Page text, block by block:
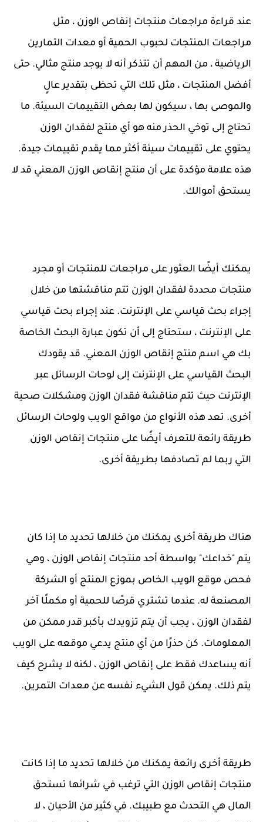
عند قراءة مراجعات منتجات إنقاص الوزن ، مثل
مراجعات المنتجات لحبوب الحمية أو معدات التمارين
الرياضية ، من المهم أن تتذكر أنه لا يوجد منتج مثالي. حتى
أفضل المنتجات ، مثل تلك التي تحظى بتقدير عالٍ
والموصى بها ، سيكون لها بعض التقييمات السيئة. ما
تحتاج إلى توخي الحذر منه هو أي منتج لفقدان الوزن
يحتوي على تقييمات سيئة أكثر مما يقدم تقييمات جيدة.
هذه علامة مؤكدة على أن منتج إنقاص الوزن المعني قد لا
يستحق أموالك.
يمكنك أيضًا العثور على مراجعات للمنتجات أو مجرد
منتجات محددة لفقدان الوزن تتم مناقشتها من خلال
إجراء بحث قياسي على الإنترنت. عند إجراء بحث قياسي
على الإنترنت ، ستحتاج إلى أن تكون عبارة البحث الخاصة
بك هي اسم منتج إنقاص الوزن المعني. قد يقودك
البحث القياسي على الإنترنت إلى لوحات الرسائل عبر
الإنترنت حيث تتم مناقشة فقدان الوزن ومشكلات صحية
أخرى. تعد هذه الأنواع من مواقع الويب ولوحات الرسائل
طريقة رائعة للتعرف أيضًا على منتجات إنقاص الوزن
التي ربما لم تصادفها بطريقة أخرى.
هناك طريقة أخرى يمكنك من خلالها تحديد ما إذا كان
يتم "خداعك" بواسطة أحد منتجات إنقاص الوزن ، وهي
فحص موقع الويب الخاص بموزع المنتج أو الشركة
المصنعة له. عندما تشتري قرصًا للحمية أو مكملًا آخر
لفقدان الوزن ، يجب أن يتم تزويدك بأكبر قدر ممكن من
المعلومات. كن حذرًا من أي منتج يدعي موقعه على الويب
أنه يساعدك فقط على إنقاص الوزن ، لكنه لا يشرح كيف
يتم ذلك. يمكن قول الشيء نفسه عن معدات التمرين.
طريقة أخرى رائعة يمكنك من خلالها تحديد ما إذا كانت
منتجات إنقاص الوزن التي ترغب في شرائها تستحق
المال هي التحدث مع طبيبك. في كثير من الأحيان ، لا